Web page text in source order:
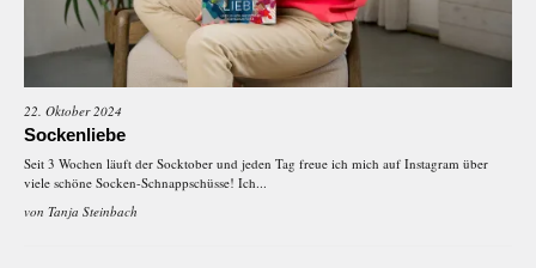
22. Oktober 2024
Sockenliebe
Seit 3 Wochen läuft der Socktober und jeden Tag freue ich mich auf Instagram über
viele schöne Socken-Schnappschüsse! Ich...
von Tanja Steinbach